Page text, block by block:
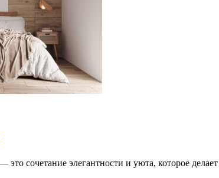
сочетание элегантности и уюта, которое